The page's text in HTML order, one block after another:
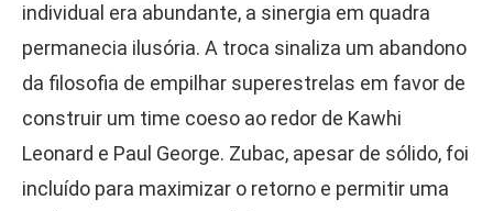
individual era abundante, a sinergia em quadra
permanecia ilusória. A troca sinaliza um abandono
da filosofia de empilhar superestrelas em favor de
construir um time coeso ao redor de Kawhi
Leonard e Paul George. Zubac, apesar de sólido, foi
incluído para maximizar o retorno e permitir uma